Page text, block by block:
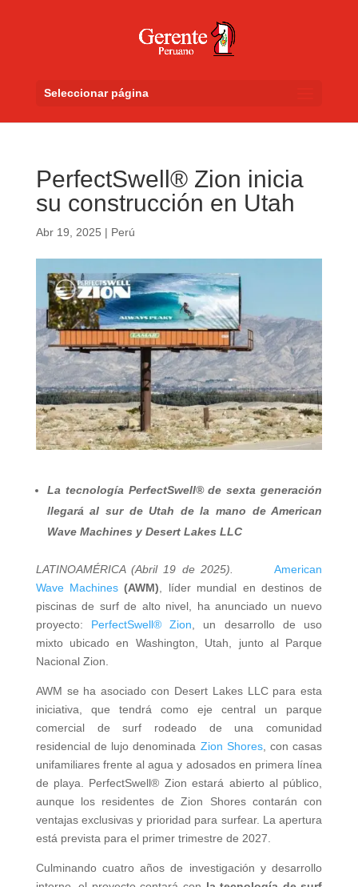
Seleccionar página
PerfectSwell® Zion inicia
su construcción en Utah
Abr 19, 2025 | Perú
La tecnología PerfectSwell® de sexta generación
llegará al sur de Utah de la mano de American
Wave Machines y Desert Lakes LLC
LATINOAMÉRICA (Abril 19 de 2025).American
Wave Machines (AWM) , líder mundial en destinos de
piscinas de surf de alto nivel, ha anunciado un nuevo
proyecto: PerfectSwell® Zion , un desarrollo de uso
mixto ubicado en Washington, Utah, junto al Parque
Nacional Zion.
AWM se ha asociado con Desert Lakes LLC para esta
iniciativa, que tendrá como eje central un parque
comercial de surf rodeado de una comunidad
residencial de lujo denominada Zion Shores, con casas
unifamiliares frente al agua y adosados en primera línea
de playa. PerfectSwell® Zion estará abierto al público,
aunque los residentes de Zion Shores contarán con
ventajas exclusivas y prioridad para surfear. La apertura
está prevista para el primer trimestre de 2027.
Culminando cuatro años de investigación y desarrollo